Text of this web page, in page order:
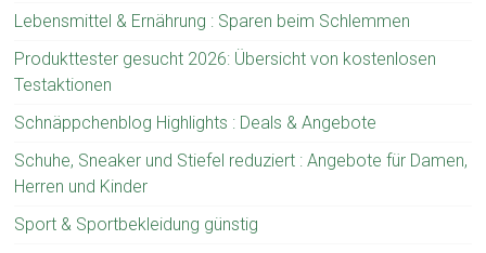
Lebensmittel & Ernährung : Sparen beim Schlemmen
Produkttester gesucht 2026: Übersicht von kostenlosen
Testaktionen
Schnäppchenblog Highlights : Deals & Angebote
Schuhe, Sneaker und Stiefel reduziert : Angebote für Damen,
Herren und Kinder
Sport & Sportbekleidung günstig